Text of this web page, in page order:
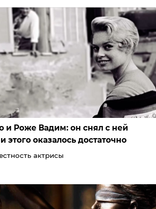
и Роже Вадим: он снял с ней
оказалось достаточно
актрисы